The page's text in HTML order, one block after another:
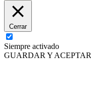
Cerrar
Siempre activado
GUARDAR Y ACEPTAR